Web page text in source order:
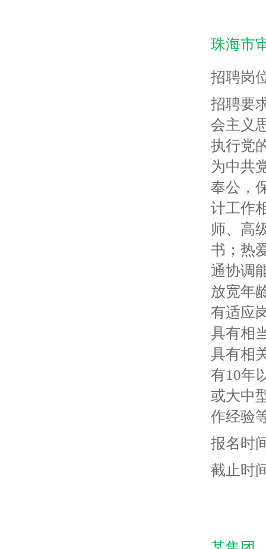
珠海市
招聘岗
招聘要
会主义
执行党
为中共
奉公，
计工作
师、高
书；热
通协调
放宽年
有适应
具有相
具有相
有10年
或大中
作经验
报名时
截止时